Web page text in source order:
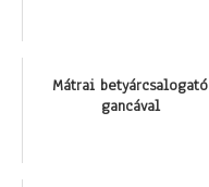
Mátrai betyárcsalogató
gancával